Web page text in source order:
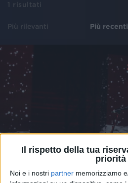
Il rispetto della tua
priorità
Noi e i nostri partner memorizziamo
1 risultati
Più rilevanti Più recenti